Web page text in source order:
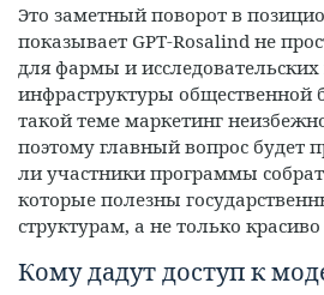
Это заметный поворот в
показывает GPT‑Rosalind не
для фармы и
инфраструктуры общественной
такой теме маркетинг
поэтому главный вопрос будет
ли участники программы
которые полезны
структурам, а не только
Кому дадут доступ к